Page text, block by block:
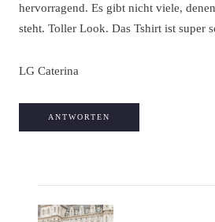
hervorragend. Es gibt nicht viele,
steht. Toller Look. Das Tshirt ist super
LG Caterina
ANTWORTEN